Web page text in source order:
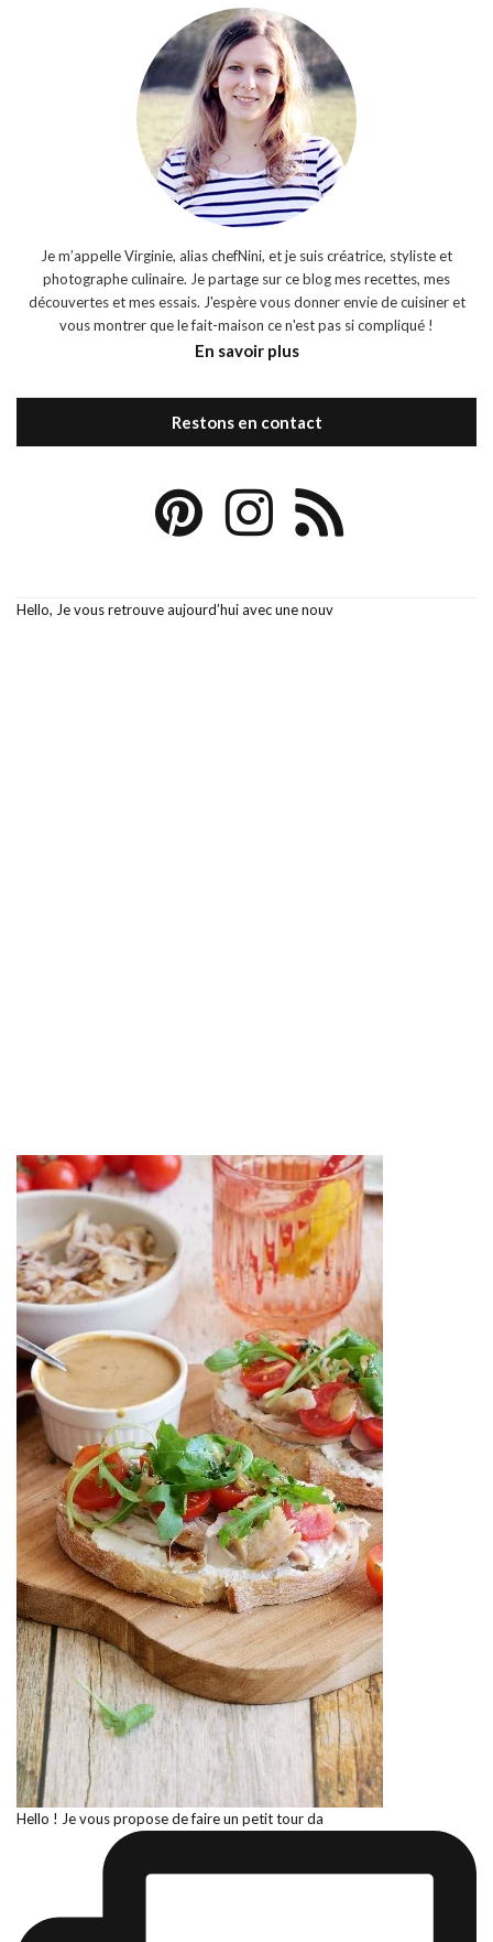
Je m’appelle Virginie, alias chefNini, et je suis créatrice, styliste et
photographe culinaire. Je partage sur ce blog mes recettes, mes
découvertes et mes essais. J'espère vous donner envie de cuisiner et
vous montrer que le fait-maison ce n'est pas si compliqué !
En savoir plus
Restons en contact
Hello, Je vous retrouve aujourd’hui avec une nouv
Hello ! Je vous propose de faire un petit tour da